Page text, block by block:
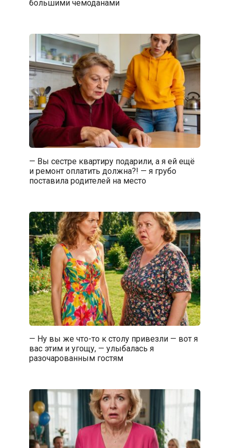
большими чемоданами
— Вы сестре квартиру подарили, а я ей ещё
и ремонт оплатить должна?! — я грубо
поставила родителей на место
— Ну вы же что-то к столу привезли — вот я
вас этим и угощу, — улыбалась я
разочарованным гостям